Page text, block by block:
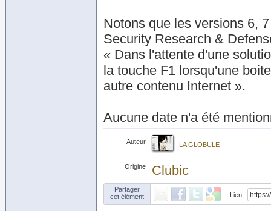
Notons que les versions 6,
Security Research &
« Dans l'attente d'une
la touche F1 lorsqu'une
autre contenu Internet ».
Aucune date n'a été
Auteur LA GLOBULE
Origine Clubic
Partager
cet élément
Lien :